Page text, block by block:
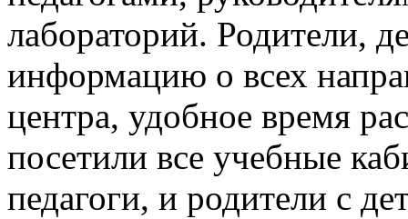
лабораторий. Родители,
информацию о всех
центра, удобное время
посетили все учебные
педагоги, и родители с